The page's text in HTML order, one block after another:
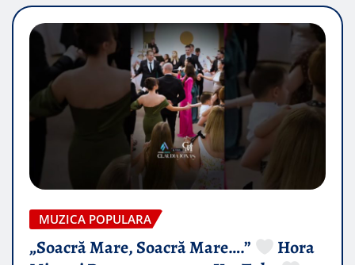
MUZICA POPULARA
„Soacră Mare, Soacră Mare….”
Hora